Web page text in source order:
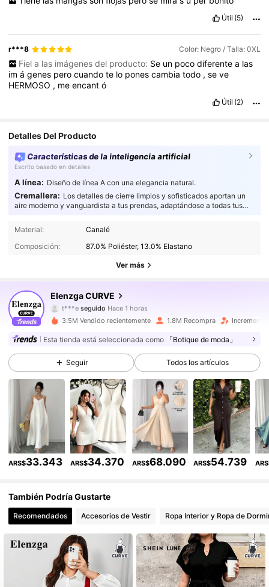
Útil (5)
r***8 Color: Negro / Talla: 0XL
Fiel a las imágenes del producto: Se un poco diferente a las
imágenes perocuandote lo ponescambiatodo ,seve
HERMOSO , meencantó
Útil (2)
Detalles Del Producto
Características de la inteligencia artificial
Escrito basado en detalles
A línea: Diseño de línea A con una elegancia natural.
Cremallera: Los detalles de cierre limpios y sofisticados aportan un
aire moderno y vanguardista a tus prendas, adaptándose a todas tus
Material:
Canalé
Composición:
87.0% Poliéster, 13.0% Elastano
Ver más
Elenzga CURVE
4,84 651K Seguidores
t***eseguidoHace 1 horas
4,84
651K Seguidores
4,84 651K Seguidores
4,84 651K Seguidores
651K Seguidores
4,84 651K Seguidores
4,84 651K Seguidores
4,84 651K Seguidores
3.5M Vendido recientemente 1.8M Recompra Incremento
Esta tienda está seleccionada como 「Botique de moda」
Seguir Todos los artículos
ARS$33.343 ARS$34.370 ARS$68.090 ARS$54.739
También Podría Gustarte
Recomendados Accesorios de Vestir Ropa Interior y Ropa de